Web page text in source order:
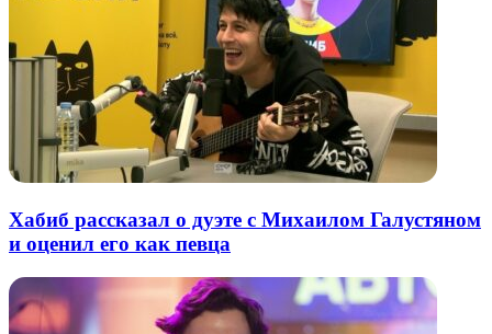
Хабиб рассказал о дуэте с Михаилом Галустяном
и оценил его как певца